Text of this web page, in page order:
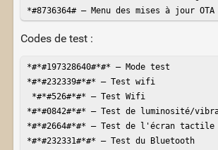
*#8736364# – Menu des mises à jour OTA
Codes de test :
*#*#197328640#*#* – Mode test
*#*#232339#*#* – Test wifi
*#*#526#*#* – Test Wifi
*#*#0842#*#* – Test de luminosité/
*#*#2664#*#* – Test de l'écran tactile
*#*#232331#*#* – Test du Bluetooth